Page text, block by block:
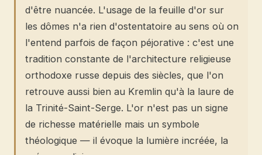
d'être nuancée. L'usage de la feuille d'or sur
les dômes n'a rien d'ostentatoire au sens où on
l'entend parfois de façon péjorative : c'est une
tradition constante de l'architecture religieuse
orthodoxe russe depuis des siècles, que l'on
retrouve aussi bien au Kremlin qu'à la laure de
la Trinité-Saint-Serge. L'or n'est pas un signe
de richesse matérielle mais un symbole
théologique — il évoque la lumière incréée, la